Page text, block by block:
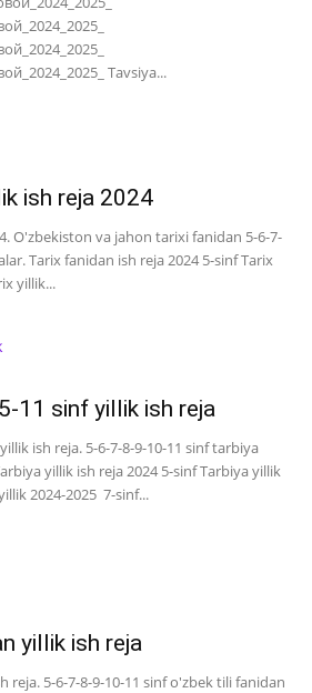
Tavsiya...
ish reja 2024
O'zbekiston va jahon tarixi fanidan 5-6-7-
Tarix fanidan ish reja 2024 5-sinf Tarix
yillik...
11 sinf yillik ish reja
ish reja. 5-6-7-8-9-10-11 sinf tarbiya
yillik ish reja 2024 5-sinf Tarbiya yillik
2024-2025 7-sinf...
yillik ish reja
reja. 5-6-7-8-9-10-11 sinf o'zbek tili fanidan